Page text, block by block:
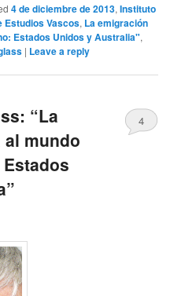
4 de diciembre de 2013,Instituto
Estudios Vascos, La emigración
Estados Unidos y Australia",
| Leave a reply
“La
mundo
4